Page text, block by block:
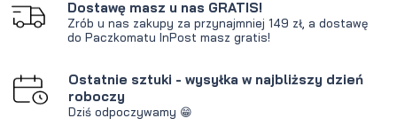
Dostawę masz u nas GRATIS!
Zrób u nas zakupy za przynajmniej 149 zł, a dostawę
do Paczkomatu InPost masz gratis!
Ostatnie sztuki - wysyłka w najbliższy dzień
roboczy
Dziś odpoczywamy 😁